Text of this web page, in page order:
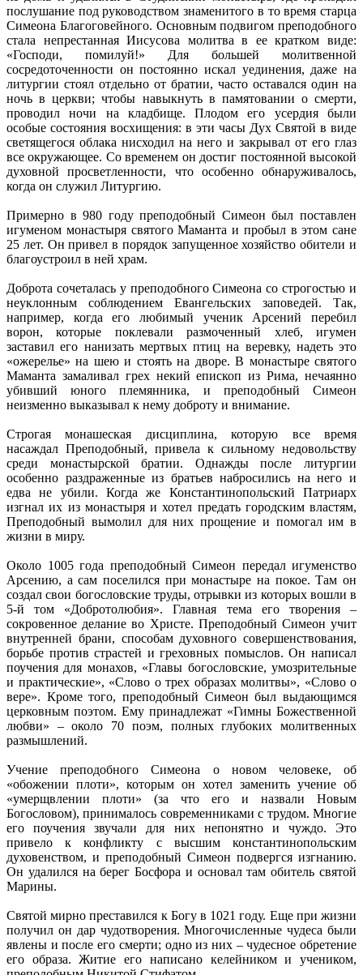
послушание под руководством знаменитого в то время старца
Симеона Благоговейного. Основным подвигом преподобного
стала непрестанная Иисусова молитва в ее кратком виде:
«Господи, помилуй!» Для большей молитвенной
сосредоточенности он постоянно искал уединения, даже на
литургии стоял отдельно от братии, часто оставался один на
ночь в церкви; чтобы навыкнуть в памятовании о смерти,
проводил ночи на кладбище. Плодом его усердия были
особые состояния восхищения: в эти часы Дух Святой в виде
светящегося облака нисходил на него и закрывал от его глаз
все окружающее. Со временем он достиг постоянной высокой
духовной просветленности, что особенно обнаруживалось,
когда он служил Литургию.
Примерно в 980 году преподобный Симеон был поставлен
игуменом монастыря святого Маманта и пробыл в этом сане
25 лет. Он привел в порядок запущенное хозяйство обители и
благоустроил в ней храм.
Доброта сочеталась у преподобного Симеона со строгостью и
неуклонным соблюдением Евангельских заповедей. Так,
например, когда его любимый ученик Арсений перебил
ворон, которые поклевали размоченный хлеб, игумен
заставил его нанизать мертвых птиц на веревку, надеть это
«ожерелье» на шею и стоять на дворе. В монастыре святого
Маманта замаливал грех некий епископ из Рима, нечаянно
убивший юного племянника, и преподобный Симеон
неизменно выказывал к нему доброту и внимание.
Строгая монашеская дисциплина, которую все время
насаждал Преподобный, привела к сильному недовольству
среди монастырской братии. Однажды после литургии
особенно раздраженные из братьев набросились на него и
едва не убили. Когда же Константинопольский Патриарх
изгнал их из монастыря и хотел предать городским властям,
Преподобный вымолил для них прощение и помогал им в
жизни в миру.
Около 1005 года преподобный Симеон передал игуменство
Арсению, а сам поселился при монастыре на покое. Там он
создал свои богословские труды, отрывки из которых вошли в
5-й том «Добротолюбия». Главная тема его творения –
сокровенное делание во Христе. Преподобный Симеон учит
внутренней брани, способам духовного совершенствования,
борьбе против страстей и греховных помыслов. Он написал
поучения для монахов, «Главы богословские, умозрительные
и практические», «Слово о трех образах молитвы», «Слово о
вере». Кроме того, преподобный Симеон был выдающимся
церковным поэтом. Ему принадлежат «Гимны Божественной
любви» – около 70 поэм, полных глубоких молитвенных
размышлений.
Учение преподобного Симеона о новом человеке, об
«обожении плоти», которым он хотел заменить учение об
«умерщвлении плоти» (за что его и назвали Новым
Богословом), принималось современниками с трудом. Многие
его поучения звучали для них непонятно и чуждо. Это
привело к конфликту с высшим константинопольским
духовенством, и преподобный Симеон подвергся изгнанию.
Он удалился на берег Босфора и основал там обитель святой
Марины.
Святой мирно преставился к Богу в 1021 году. Еще при жизни
получил он дар чудотворения. Многочисленные чудеса были
явлены и после его смерти; одно из них – чудесное обретение
его образа. Житие его написано келейником и учеником,